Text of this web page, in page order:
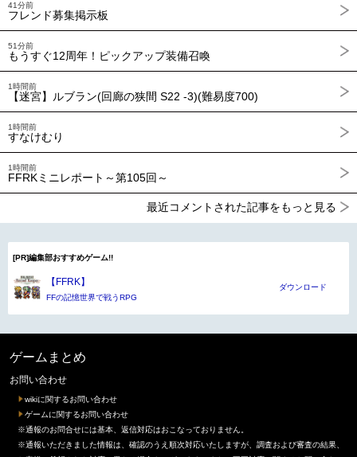
41分前
フレンド募集掲示板
51分前
もうすぐ12周年！ピックアップ装備召喚
1時間前
【迷宮】ルブラン(回廊の狭間 S22 -3)(難易度700)
1時間前
すなけむり
1時間前
FFRKミニレポート～第105回～
最近コメントされた記事をもっと見る
[PR]編集部おすすめゲーム!!
【FFRK】
FFの記憶世界で戦うRPG
ダウンロード
ゲームまとめ
お問い合わせ
wikiに関するお問い合わせ
ゲームに関するお問い合わせ
※通報のお問合せには基本、返信対応はおこなっておりません。
※通報いただきました情報は、確認のうえ順次対応いたしますが、調査および審査の結果、